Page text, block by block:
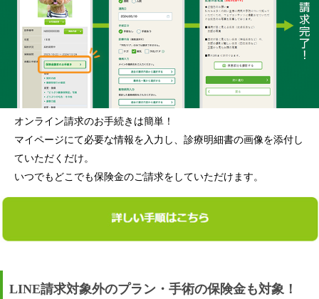
オンライン請求のお手続きは簡単！
マイページにて必要な情報を入力し、診療明細書の画像を添付し
ていただくだけ。
いつでもどこでも保険金のご請求をしていただけます。
LINE請求対象外のプラン・手術の保険金も対象！